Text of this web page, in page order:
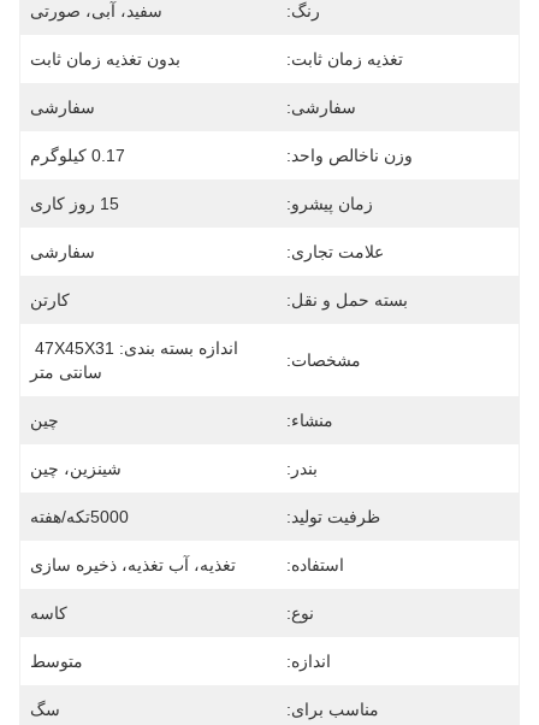
رنگ: سفید، آبی، صورتی
تغذیه زمان ثابت: بدون تغذیه زمان ثابت
سفارشی: سفارشی
وزن ناخالص واحد: 0.17 کیلوگرم
زمان پیشرو: 15 روز کاری
علامت تجاری: سفارشی
بسته حمل و نقل: کارتن
مشخصات:
سانتی متر
منشاء: چین
بندر: شينزين، چين
ظرفیت تولید: 5000تکه/هفته
استفاده: تغذیه، آب تغذیه، ذخیره سازی
نوع: کاسه
اندازه: متوسط
مناسب برای: سگ